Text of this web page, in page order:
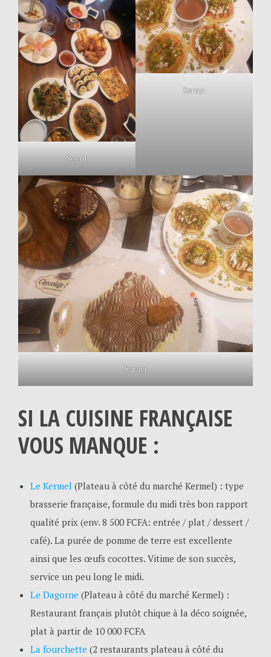
Seoul
Sarayi
Sarayi
SI LA CUISINE FRANÇAISE
VOUS MANQUE :
Le Kermel (Plateau à côté du marché Kermel) : type
brasserie française, formule du midi très bon rapport
qualité prix (env. 8 500 FCFA: entrée / plat / dessert /
café). La purée de pomme de terre est excellente
ainsi que les œufs cocottes. Vitime de son succès,
service un peu long le midi.
Le Dagorne (Plateau à côté du marché Kermel) :
Restaurant français plutôt chique à la déco soignée,
plat à partir de 10 000 FCFA
La fourchette (2 restaurants plateau à côté du